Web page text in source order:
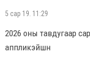
5 сар 19. 11:29
2026 оны тавдугаар
аппликэйшн